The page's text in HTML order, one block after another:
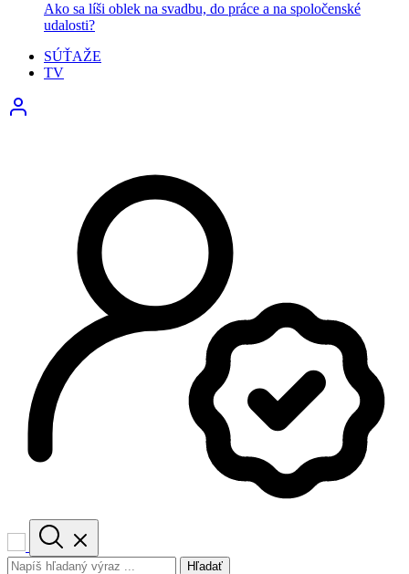
Ako sa líši oblek na svadbu, do práce a na spoločenské
udalosti?
SÚŤAŽE
TV
Hľadať